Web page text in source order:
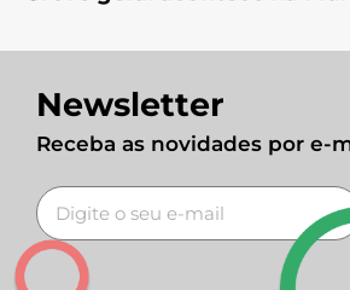
Newsletter
Receba as novidades por e-